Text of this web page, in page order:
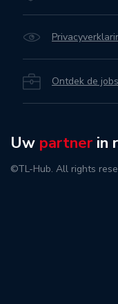
Ontdek de jobs
Uw partner in
©TL-Hub. All rights